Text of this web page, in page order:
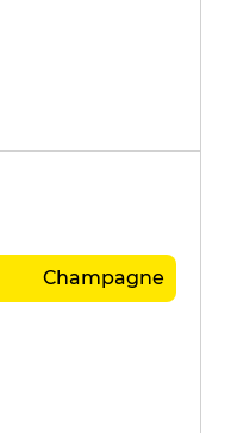
Champagne